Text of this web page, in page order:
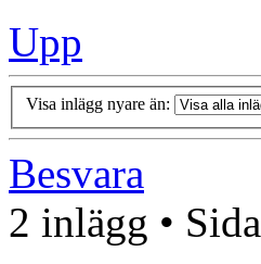
Upp
Visa inlägg nyare än:
Besvara
2 inlägg • Sida